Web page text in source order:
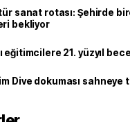
sanat rotası: Şehirde
bekliyor
eğitimcilere 21. yüzyıl
Dive dokuması sahneye